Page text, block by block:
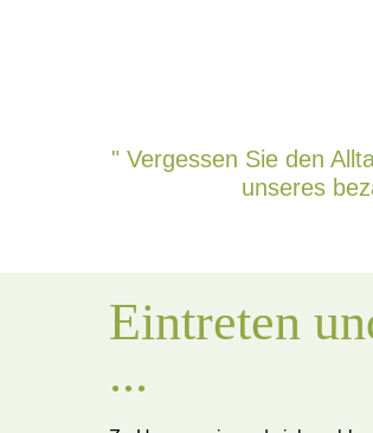
" Vergessen Sie den
unseres
Eintreten
...